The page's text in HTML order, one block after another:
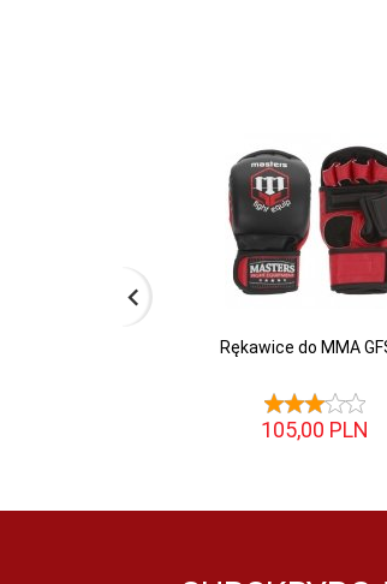
Rękawice do MMA
105,00 PLN